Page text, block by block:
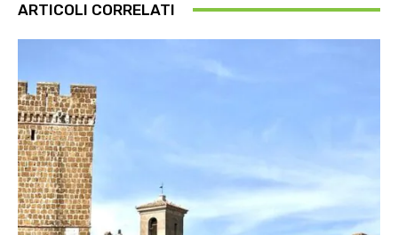
ARTICOLI CORRELATI